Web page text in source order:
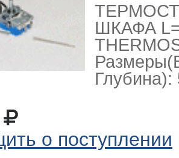
ШКАФА
Глубина):
о поступлении